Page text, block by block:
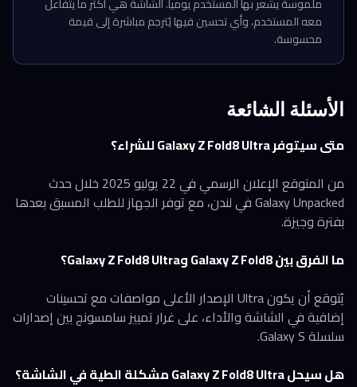
معه المستخدم، وأي تحسين فيها يُترجم مباشرة إلى قيمة
محسوسة.
الأسئلة الشائعة
متى سيتوفر Galaxy Z Fold8 Ultra للشراء؟
من المتوقع الإعلان الرسمي في 22 يوليو 2025 خلال حدث
Galaxy Unpacked في لندن، مع توفر الجهاز للطلب المسبق بعدها
بفترة وجيزة.
ما الفرق بين Galaxy Z Fold8 وGalaxy Z Fold8 Ultra؟
يُتوقع أن يكون Ultra الإصدار الأعلى مواصفات مع تحسينات
إضافية في الشاشة والأداء، على غرار تمييز سامسونج بين إصدارات
سلسلة Galaxy S.
هل سيحل Galaxy Z Fold8 Ultra مشكلة الطية في الشاشة؟